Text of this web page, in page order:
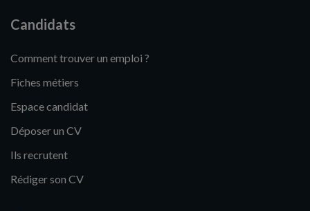
Candidats
Comment trouver un emploi ?
Fiches métiers
Espace candidat
Déposer un CV
Ils recrutent
Rédiger son CV